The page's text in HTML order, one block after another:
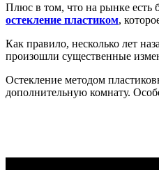
Плюс в том, что на рынке есть
остекление пластиком,
Как правило, несколько лет
произошли существенные
Остекление методом
дополнительную комнату.